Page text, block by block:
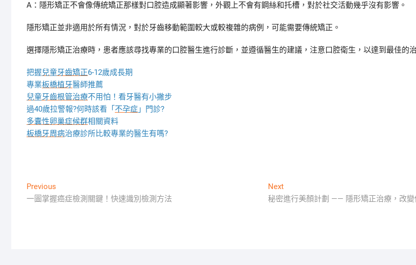
A：隱形矯正不會像傳統矯正那樣對口腔造成顯著影響，外觀上不會有鋼絲和托槽，對於社交活動幾乎沒有影響。
隱形矯正並非適用於所有情況，對於牙齒移動範圍較大或較複雜的病例，可能需要傳統矯正。
選擇隱形矯正治療時，患者應該尋找專業的口腔醫生進行診斷，並遵循醫生的建議，注意口腔衛生，以達到最佳的
把握兒童牙齒矯正6-12歲成長期
專業板橋植牙醫師推薦
兒童牙齒根管治療不用怕！看牙醫有小撇步
過40歲拉警報?何時該看「 不孕症 」門診?
多囊性卵巢症候群相關資料
板橋牙周病治療診所比較專業的醫生有嗎?
文
章
Previous
post:
一圖掌握癌症檢測關鍵！快速識別檢測方法
NextNext
post:
秘密進行美顏計劃 —— 隱形矯正治療，改變